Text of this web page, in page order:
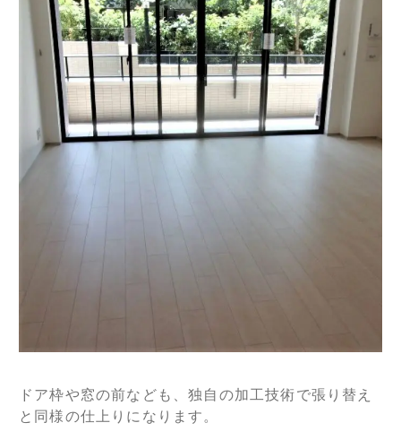
ドア枠や窓の前なども、独自の加工技術で張り替え
と同様の仕上りになります。